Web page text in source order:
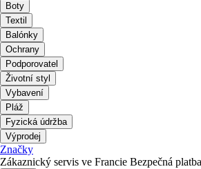
Boty
Textil
Balónky
Ochrany
Podporovatel
Životní styl
Vybavení
Pláž
Fyzická údržba
Výprodej
Značky
Zákaznický servis ve Francie Bezpečná platba